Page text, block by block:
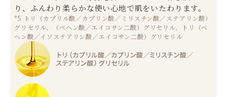
り、ふんわり柔らかな使い心地で肌をいたわります。
*5 トリ（カプリル酸／カプリン酸／ミリスチン酸／ステアリン酸）
グリセリル、（ベヘン酸／エイコサン二酸）グリセリル、トリ（ベ
ヘン酸／イソステアリン酸／エイコサン二酸）グリセリル